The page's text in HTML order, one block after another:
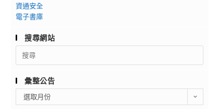
資通安全
電子書庫
搜尋網站
Search
for:
彙整公告
整
選取月份